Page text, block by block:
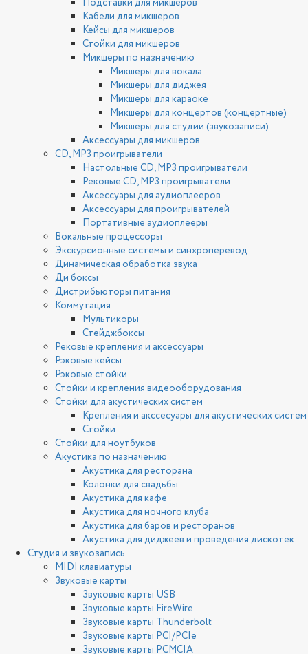
Подставки для микшеров
Кабели для микшеров
Кейсы для микшеров
Стойки для микшеров
Микшеры по назначению
Микшеры для вокала
Микшеры для диджея
Микшеры для караоке
Микшеры для концертов (концертные)
Микшеры для студии (звукозаписи)
Аксессуары для микшеров
CD, MP3 проигрыватели
Настольные CD, MP3 проигрыватели
Рековые CD, MP3 проигрыватели
Аксессуары для аудиоплееров
Аксессуары для проигрывателей
Портативные аудиоплееры
Вокальные процессоры
Экскурсионные системы и синхроперевод
Динамическая обработка звука
Ди боксы
Дистрибьюторы питания
Коммутация
Мультикоры
Стейджбоксы
Рековые крепления и аксессуары
Рэковые кейсы
Рэковые стойки
Стойки и крепления видеооборудования
Стойки для акустических систем
Крепления и акссесуары для акустических систем
Стойки
Стойки для ноутбуков
Акустика по назначению
Акустика для ресторана
Колонки для свадьбы
Акустика для кафе
Акустика для ночного клуба
Акустика для баров и ресторанов
Акустика для диджеев и проведения дискотек
Студия и звукозапись
MIDI клавиатуры
Звуковые карты
Звуковые карты USB
Звуковые карты FireWire
Звуковые карты Thunderbolt
Звуковые карты PCI/PCIe
Звуковые карты PCMCIA